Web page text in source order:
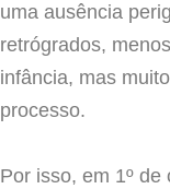
uma ausência
retrógrados,
infância, mas
processo.
Por isso, em 1º